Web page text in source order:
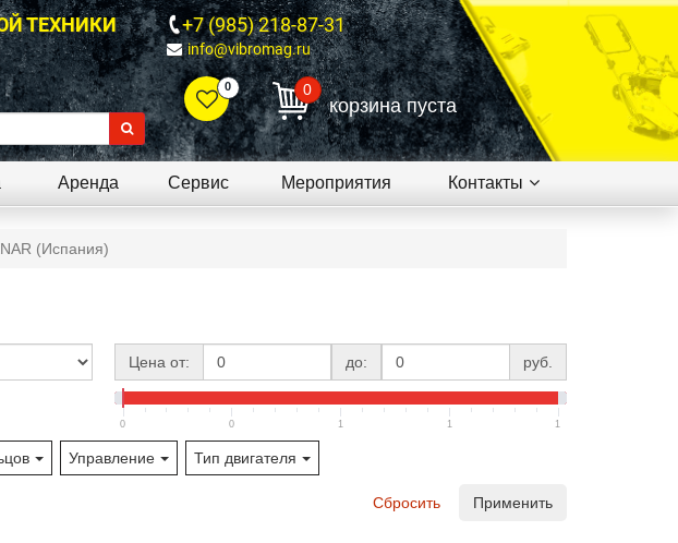
ТЕХНИКИ +7 (985) 218-87-31
info@vibromag.ru
0 0
корзина пуста
Аренда Сервис Мероприятия Контакты
(Испания)
Цена от: до: руб.
0 0 1 1 1
Управление Тип двигателя
Сбросить Применить